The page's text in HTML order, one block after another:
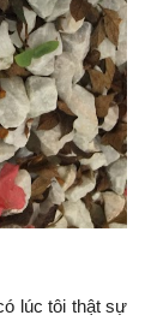
lúc tôi thật sự